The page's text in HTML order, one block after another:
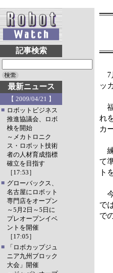
記事検索
最新ニュース
【 2009/04/21 】
■ ロボットビジネス
推進協議会、ロボ
検を開始
～メカトロニク
ス・ロボット技術
者の人材育成指標
確立を目指す
［17:53］
■ グローバックス、
名古屋にロボット
専門店をオープン
～5月2日～5日に
プレオープンイベ
ントを開催
［17:05］
■
「ロボカップジュ
ニア九州ブロック
大会」開催
7
ッ
福
れ
カ
練
て
ト
今
で
で